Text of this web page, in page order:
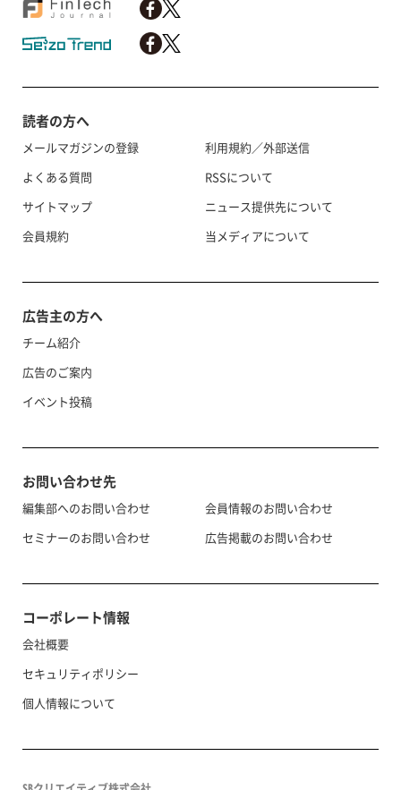
読者の方へ
メールマガジンの登録
よくある質問
サイトマップ
会員規約
利用規約／外部送信
RSSについて
ニュース提供先について
当メディアについて
広告主の方へ
チーム紹介
広告のご案内
イベント投稿
お問い合わせ先
編集部へのお問い合わせ
セミナーのお問い合わせ
会員情報のお問い合わせ
広告掲載のお問い合わせ
コーポレート情報
会社概要
セキュリティポリシー
個人情報について